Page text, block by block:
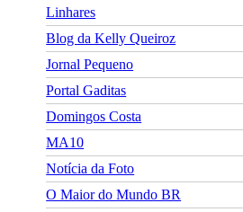
Linhares
Blog da Kelly Queiroz
Jornal Pequeno
Portal Gaditas
Domingos Costa
MA10
Notícia da Foto
O Maior do Mundo BR